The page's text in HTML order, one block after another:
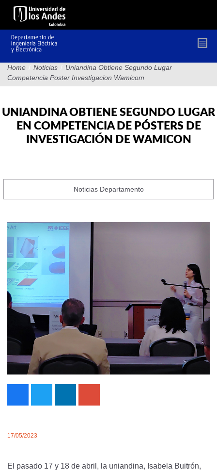
Pasar
contenido
principal
Home / Noticias / Uniandina Obtiene Segundo Lugar
Competencia Poster Investigacion Wamicom
UNIANDINA OBTIENE SEGUNDO LUGAR
EN COMPETENCIA DE PÓSTERS DE
INVESTIGACIÓN DE WAMICON
Noticias Departamento
17/05/2023
El pasado 17 y 18 de abril, la uniandina, Isabela Buitrón,